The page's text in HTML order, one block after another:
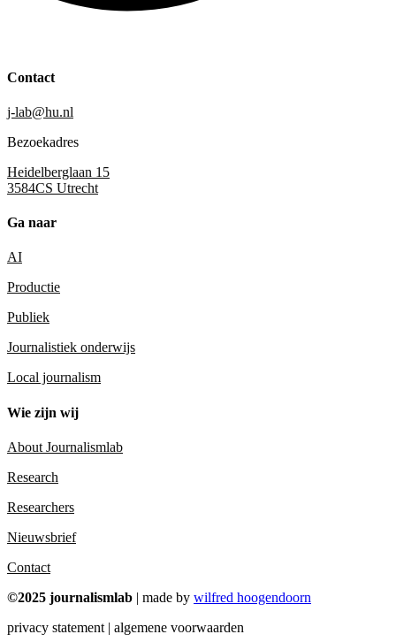
Contact
j-lab@hu.nl
Bezoekadres
Heidelberglaan 15
3584CS Utrecht
Ga naar
AI
Productie
Publiek
Journalistiek onderwijs
Local journalism
Wie zijn wij
About Journalismlab
Research
Researchers
Nieuwsbrief
Contact
©2025 journalismlab | made by wilfred hoogendoorn
privacy statement | algemene voorwaarden